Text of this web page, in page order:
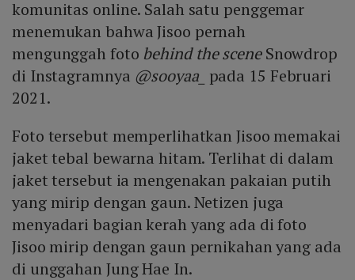
komunitas online. Salah satu penggemar
menemukan bahwa Jisoo pernah
mengunggah foto behind the sceneSnowdrop
di Instagramnya @sooyaa_ pada 15 Februari
2021.
Foto tersebut memperlihatkan Jisoo memakai
jaket tebal bewarna hitam. Terlihat di dalam
jaket tersebut ia mengenakan pakaian putih
yang mirip dengan gaun. Netizen juga
menyadari bagian kerah yang ada di foto
Jisoo mirip dengan gaun pernikahan yang ada
di unggahan Jung Hae In.